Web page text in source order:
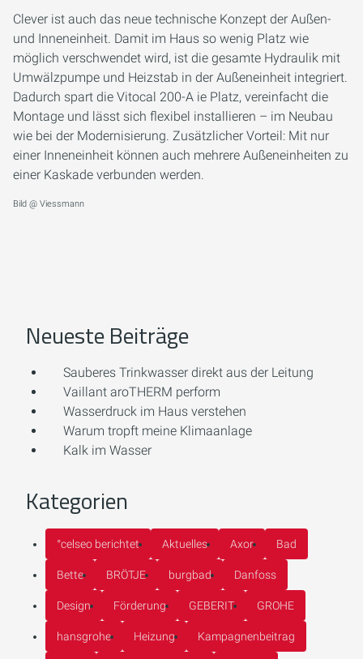
Clever ist auch das neue technische Konzept der Außen-
und Inneneinheit. Damit im Haus so wenig Platz wie
möglich verschwendet wird, ist die gesamte Hydraulik mit
Umwälzpumpe und Heizstab in der Außeneinheit integriert.
Dadurch spart die Vitocal 200-A ie Platz, vereinfacht die
Montage und lässt sich flexibel installieren – im Neubau
wie bei der Modernisierung. Zusätzlicher Vorteil: Mit nur
einer Inneneinheit können auch mehrere Außeneinheiten zu
einer Kaskade verbunden werden.
Bild @ Viessmann
Neueste Beiträge
Sauberes Trinkwasser direkt aus der Leitung
Vaillant aroTHERM perform
Wasserdruck im Haus verstehen
Warum tropft meine Klimaanlage
Kalk im Wasser
Kategorien
°celseo berichtet Aktuelles Axor Bad
Bette BRÖTJE burgbad Danfoss
Design Förderung GEBERIT GROHE
hansgrohe Heizung Kampagnenbeitrag